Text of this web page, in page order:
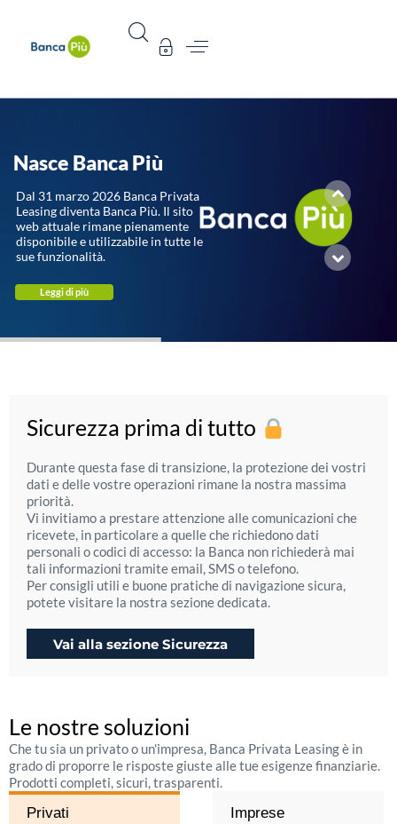
Leggi di più
Nasce Banca Più
Dal 31 marzo 2026 Banca Privata
Leasing diventa Banca Più. Il sito
web attuale rimane pienamente
disponibile e utilizzabile in tutte le
sue funzionalità.
Sicurezza prima di tutto
Durante questa fase di transizione, la protezione dei vostri
dati e delle vostre operazioni rimane la nostra massima
priorità.
Vi invitiamo a prestare attenzione alle comunicazioni che
ricevete, in particolare a quelle che richiedono dati
personali o codici di accesso: la Banca non richiederà mai
tali informazioni tramite email, SMS o telefono.
Per consigli utili e buone pratiche di navigazione sicura,
potete visitare la nostra sezione dedicata.
Vai alla sezione Sicurezza
Le nostre soluzioni
Che tu sia un privato o un'impresa, Banca Privata Leasing è in
grado di proporre le risposte giuste alle tue esigenze finanziarie.
Prodotti completi, sicuri, trasparenti.
Privati Imprese